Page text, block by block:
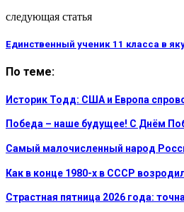
следующая статья
Единственный ученик 11 класса в
По теме:
Историк Тодд: США и Европа
Победа – наше будущее! С Днём
Самый малочисленный народ
Как в конце 1980-х в СССР
Страстная пятница 2026 года: